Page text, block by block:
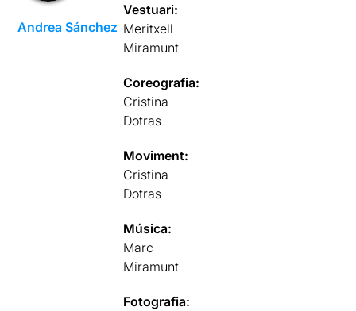
Andrea Sánchez
Vestuari:
Meritxell
Miramunt
Coreografia:
Cristina
Dotras
Moviment:
Cristina
Dotras
Música:
Marc
Miramunt
Fotografia: